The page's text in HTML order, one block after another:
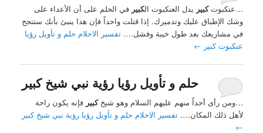
…عنكبوتكبير يدل العنكبوت الكبير في الحلم على أن الأعداء على
وشك الإطباق عليك وتدميرك. إذا قتلت واحداً فإن هذا ينبئ بأنك ستنجح
في مشاريعك بعد طول خيبة وفشل….تفسير الاحلام حلم و تأويل رؤيا
عنكبوت كبير ←
حلم و تأويل رؤيا رؤية نبي شيخ كبير
…ومن رأى أحداً منهم عليهم السلام وهو شيخكبير فإنه يكون راحة
لأهل ذلك المكان….تفسير الاحلام حلم و تأويل رؤيا رؤية نبي شيخ كبير
←